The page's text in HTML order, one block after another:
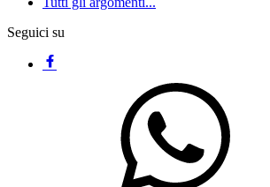
Seguici su